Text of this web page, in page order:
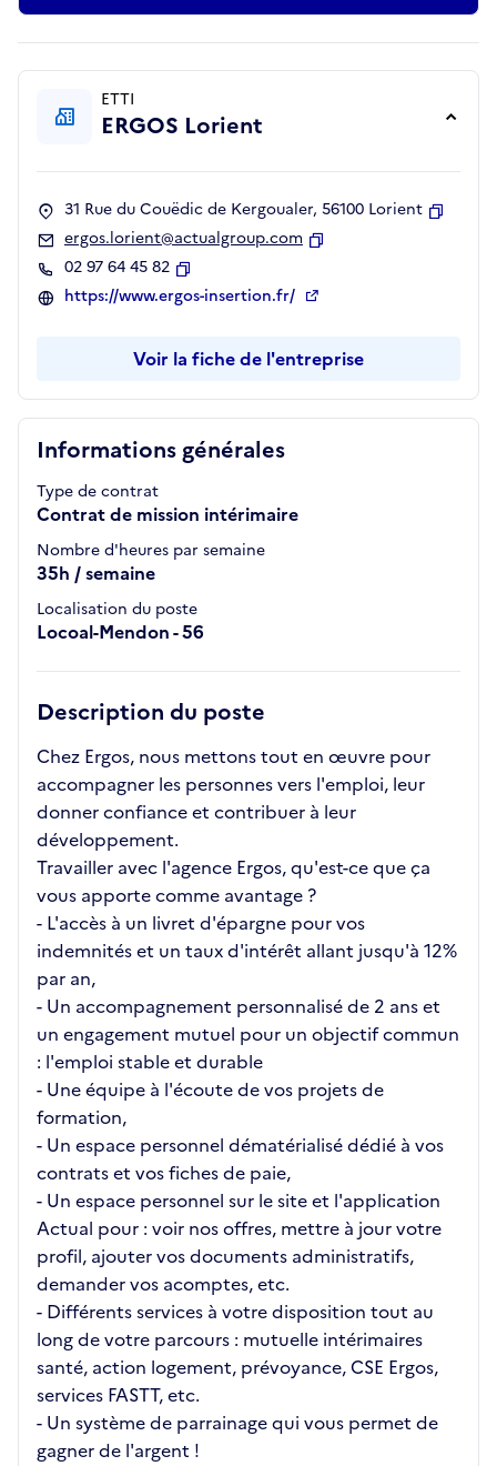
Informations générales
Type de contrat
Contrat de mission intérimaire
Nombre d'heures par semaine
35h / semaine
Localisation du poste
Locoal-Mendon - 56
Description du poste
Chez Ergos, nous mettons tout en œuvre pour
accompagner les personnes vers l'emploi, leur
donner confiance et contribuer à leur
développement.
Travailler avec l'agence Ergos, qu'est-ce que ça
vous apporte comme avantage ?
- L'accès à un livret d'épargne pour vos
indemnités et un taux d'intérêt allant jusqu'à 12%
par an,
- Un accompagnement personnalisé de 2 ans et
un engagement mutuel pour un objectif commun
: l'emploi stable et durable
- Une équipe à l'écoute de vos projets de
formation,
- Un espace personnel dématérialisé dédié à vos
contrats et vos fiches de paie,
- Un espace personnel sur le site et l'application
Actual pour : voir nos offres, mettre à jour votre
profil, ajouter vos documents administratifs,
demander vos acomptes, etc.
- Différents services à votre disposition tout au
long de votre parcours : mutuelle intérimaires
santé, action logement, prévoyance, CSE Ergos,
services FASTT, etc.
- Un système de parrainage qui vous permet de
gagner de l'argent !
ETTI
ERGOS Lorient
31 Rue du Couëdic de Kergoualer, 56100 Lorient
ergos.lorient@actualgroup.com
02 97 64 45 82
Copier
https://www.ergos-insertion.fr/
Voir la fiche de l'entreprise